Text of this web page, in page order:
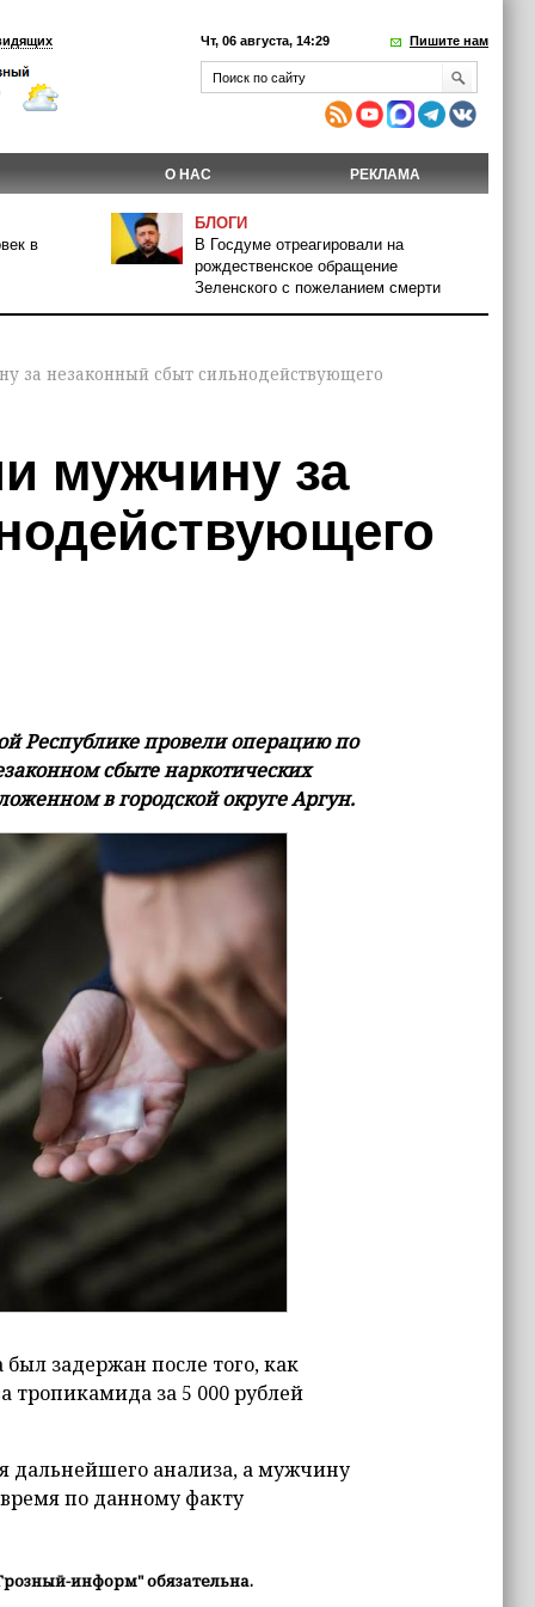
Чт, 06 августа, 14:29 Пишите нам
О НАС РЕКЛАМА
в
БЛОГИ
В Госдуме отреагировали на
рождественское обращение
Зеленского с пожеланием смерти
за незаконный сбыт сильнодействующего
мужчину за
Республике провели операцию по
сбытe наркотических
в городской округе Аргун.
задержан после того, как
тропикамида за 5 000 рублей
дальнейшего анализа, а мужчину
по данному факту
информ" обязательна.